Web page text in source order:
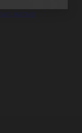
жатыр